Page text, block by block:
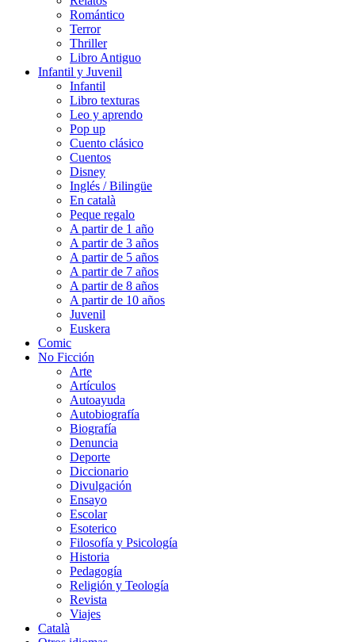
Romántico
Terror
Thriller
Libro Antiguo
Infantil y Juvenil
Infantil
Libro texturas
Leo y aprendo
Pop up
Cuento clásico
Cuentos
Disney
Inglés / Bilingüe
En català
Peque regalo
A partir de 1 año
A partir de 3 años
A partir de 5 años
A partir de 7 años
A partir de 8 años
A partir de 10 años
Juvenil
Euskera
Comic
No Ficción
Arte
Artículos
Autoayuda
Autobiografía
Biografía
Denuncia
Deporte
Diccionario
Divulgación
Ensayo
Escolar
Esoterico
Filosofía y Psicología
Historia
Pedagogía
Religión y Teología
Revista
Viajes
Català